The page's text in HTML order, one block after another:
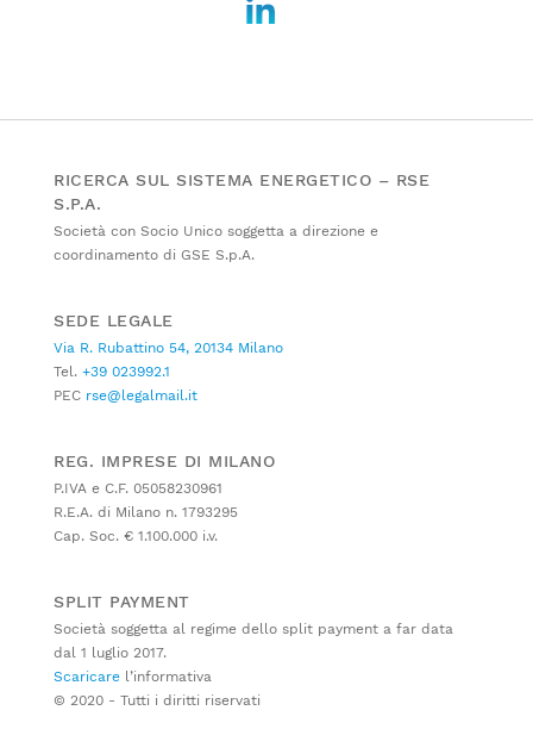
RICERCA SUL SISTEMA ENERGETICO – RSE
S.P.A.
Società con Socio Unico soggetta a direzione e
coordinamento di GSE S.p.A.
SEDE LEGALE
Via R. Rubattino 54, 20134 Milano
Tel. +39 023992.1
PEC rse@legalmail.it
REG. IMPRESE DI MILANO
P.IVA e C.F. 05058230961
R.E.A. di Milano n. 1793295
Cap. Soc. € 1.100.000 i.v.
SPLIT PAYMENT
Società soggetta al regime dello split payment a far data
dal 1 luglio 2017.
Scaricare l’informativa
© 2020 - Tutti i diritti riservati